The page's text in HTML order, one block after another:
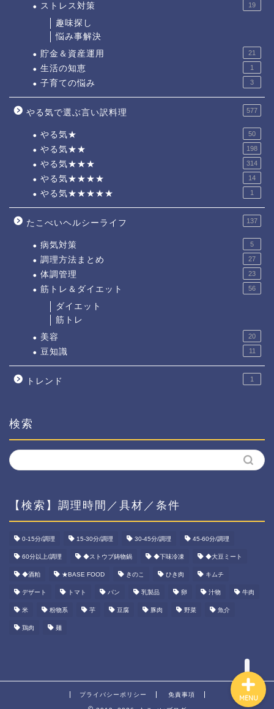
ストレス対策 19
趣味探し
悩み事解決
貯金＆資産運用
21
生活の知恵 1
子育ての悩み 3
やる気で選ぶ言い訳料理 577
やる気★ 50
やる気★★ 198
やる気★★★ 314
やる気★★★★ 14
やる気★★★★★ 1
たこべいヘルシーライフ 137
病気対策 5
調理方法まとめ 27
体調管理 23
筋トレ＆ダイエット 56
ダイエット
筋トレ
美容
20
豆知識 11
トレンド 1
検索
【検索】調理時間／具材／条件
0-15分/調理 15-30分/調理 30-45分/調理 45-60分/調理
60分以上/調理 ◆ストウブ鋳物鍋 ◆下味冷凍 ◆大豆ミート
◆酒粕 ★BASE FOOD きのこ ひき肉 キムチ
デザート トマト パン 乳製品 卵 汁物 牛肉
米 粉物系 芋 豆腐 豚肉 野菜 魚介
鶏肉 麺
プライバシーポリシー 免責事項 MENU
ホーム
資産運用
ダイエット